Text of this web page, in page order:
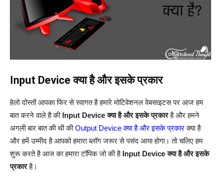
Input Device क्या है और इसके प्रकार
हेलो दोस्तों आपका फिर से स्वागत है हमारे मोटिवेशनल वेबसाइटस पर आज हम
बात करने वाले है की Input Device क्या है और इसके प्रकारहै और हमने
अगली बार बात की थी कीOutput Device क्या है और इसके प्रकारक्या है
और हमें उम्मीद है आपको हमारा ब्लॉग जरूर से पसंद आया होगा। तो चलिए हम
शुरू करते है आज का हमारा टॉपिक जो की है Input Device क्या है और इसके
प्रकारहै।